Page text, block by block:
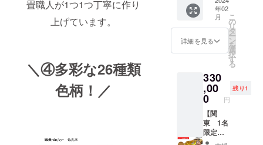
畳職人が1つ1つ丁寧に作り
上げています。
＼④多彩な26種類
色柄！／
で今川
が直接
お届
け！＋
記念写
KOTOM
GROUP
株式会
社琴美
建設・
代表取
締役の
年02
月
詳細を見る
こ
の
リ
タ
ー
ン
を
選
択
す
る
330
,00
0 円
残り1
【関
東 1名
限定！
金のた